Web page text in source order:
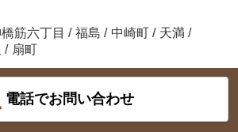
筋六丁目 / 福島 / 中崎町 / 天満 /
/ 扇町
電話でお問い合わせ